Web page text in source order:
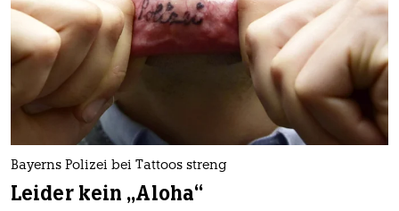
Bayerns Polizei bei Tattoos streng
Leider kein „Aloha“